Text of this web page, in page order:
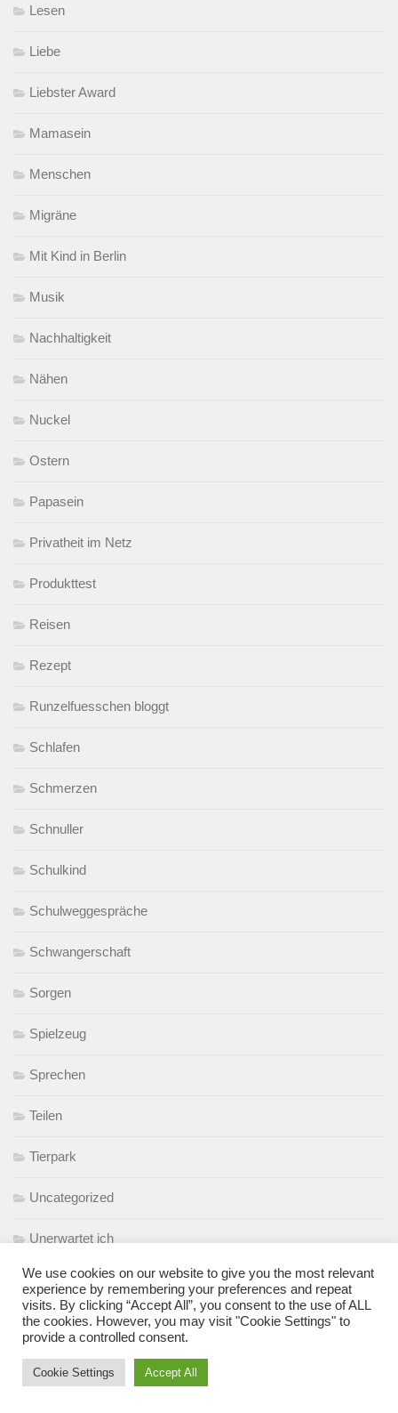
Lesen
Liebe
Liebster Award
Mamasein
Menschen
Migräne
Mit Kind in Berlin
Musik
Nachhaltigkeit
Nähen
Nuckel
Ostern
Papasein
Privatheit im Netz
Produkttest
Reisen
Rezept
Runzelfuesschen bloggt
Schlafen
Schmerzen
Schnuller
Schulkind
Schulweggespräche
Schwangerschaft
Sorgen
Spielzeug
Sprechen
Teilen
Tierpark
Uncategorized
Unerwartet ich
Urlaub mit Baby
Wochenbett
Wochenende in Bildern
We use cookies on our website to give you the most relevant
experience by remembering your preferences and repeat
visits. By clicking “Accept All”, you consent to the use of ALL
the cookies. However, you may visit "Cookie Settings" to
provide a controlled consent.
Cookie Settings Accept All